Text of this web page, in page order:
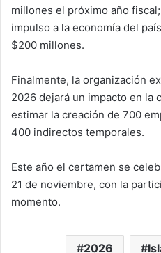
millones el próximo año
impulso a la economía del
$200 millones.
Finalmente, la organización
2026 dejará un impacto en la
estimar la creación de 700
400 indirectos temporales.
Este año el certamen se
21 de noviembre, con la
momento.
2026